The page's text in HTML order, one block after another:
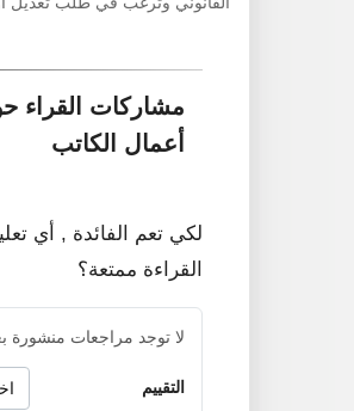
مشاركات القراء
أعمال الكاتب
لكي تعم الفائدة , أي
القراءة ممتعة؟
لا توجد مراجعات منشورة
التقييم